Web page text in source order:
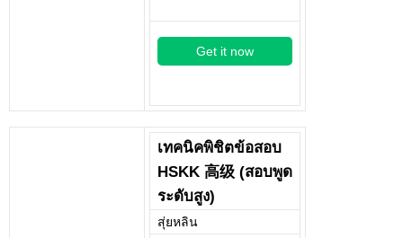
Get it now
เทคนิคพิชิตข้อสอบ
HSKK 高级 (สอบพูด
ระดับสูง)
สุ่ยหลิน